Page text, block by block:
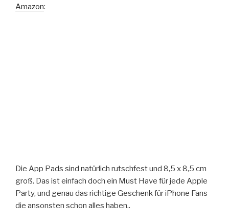
Amazon:
Die App Pads sind natürlich rutschfest und 8,5 x 8,5 cm
groß. Das ist einfach doch ein Must Have für jede Apple
Party, und genau das richtige Geschenk für iPhone Fans
die ansonsten schon alles haben..